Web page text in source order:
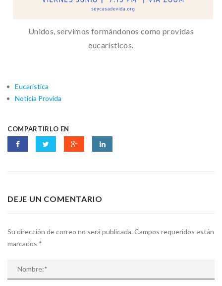
Unidos, servimos formándonos como providas
eucarísticos.
Eucaristica
Noticia Provida
COMPARTIRLO EN
DEJE UN COMENTARIO
Su dirección de correo no será publicada. Campos requeridos están
marcados *